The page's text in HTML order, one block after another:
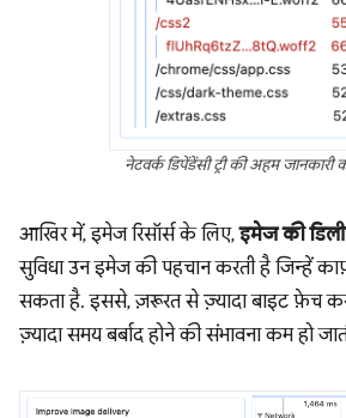
नेटवर्क डिपेंडेंसी ट्री की अहम जानकारी
आखिर में, इमेज रिसॉर्स के लिए,इमेज की
सुविधा उन इमेज की पहचान करती है जिन्हें
सकता है. इससे, ज़रूरत से ज़्यादा बाइट फ़ेच
ज़्यादा समय बर्बाद होने की संभावना कम हो